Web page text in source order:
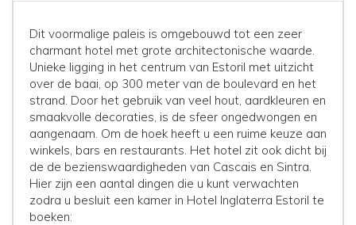
Dit voormalige paleis is omgebouwd tot een zeer
charmant hotel met grote architectonische waarde.
Unieke ligging in het centrum van Estoril met uitzicht
over de baai, op 300 meter van de boulevard en het
strand. Door het gebruik van veel hout, aardkleuren en
smaakvolle decoraties, is de sfeer ongedwongen en
aangenaam. Om de hoek heeft u een ruime keuze aan
winkels, bars en restaurants. Het hotel zit ook dicht bij
de de bezienswaardigheden van Cascais en Sintra.
Hier zijn een aantal dingen die u kunt verwachten
zodra u besluit een kamer in Hotel Inglaterra Estoril te
boeken: